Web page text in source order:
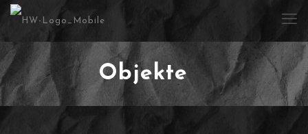
Objekte